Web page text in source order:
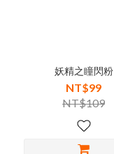
妖精之瞳閃粉
NT$99
NT$109